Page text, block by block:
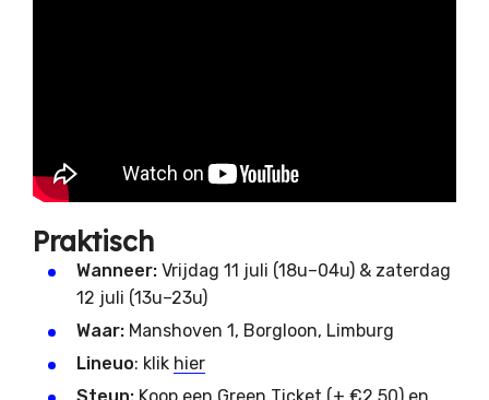
Praktisch
Wanneer: Vrijdag 11 juli (18u–04u) & zaterdag
12 juli (13u–23u)
Waar: Manshoven 1, Borgloon, Limburg
Lineuo: klik hier
Steun: Koop een Green Ticket (+ €2,50) en